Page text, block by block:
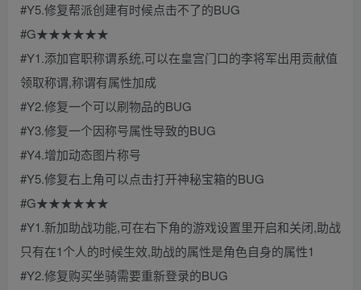
#Y5.修复帮派创建有时候点击不了的BUG
#G★★★★★★
#Y1.添加官职称谓系统,可以在皇宫门口的李将军出用贡献值
领取称谓,称谓有属性加成
#Y2.修复一个可以刷物品的BUG
#Y3.修复一个因称号属性导致的BUG
#Y4.增加动态图片称号
#Y5.修复右上角可以点击打开神秘宝箱的BUG
#G★★★★★★
#Y1.新加助战功能,可在右下角的游戏设置里开启和关闭,助战
只有在1个人的时候生效,助战的属性是角色自身的属性1
#Y2.修复购买坐骑需要重新登录的BUG